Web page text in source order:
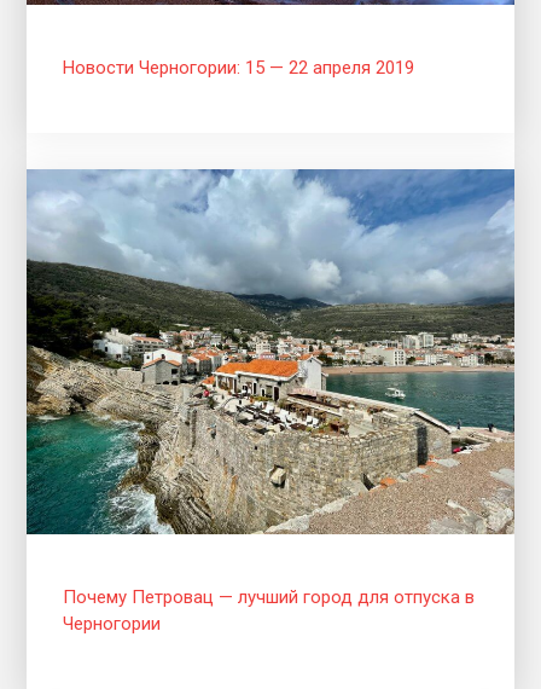
Новости Черногории: 15 — 22 апреля 2019
Почему Петровац — лучший город для отпуска в
Черногории